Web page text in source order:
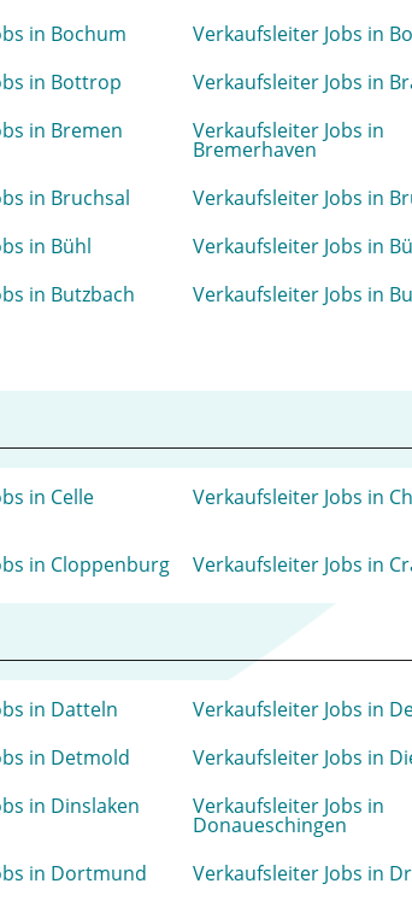
in Bochum
Verkaufsleiter Jobs in
in Bottrop
Verkaufsleiter Jobs in
in Bremen Verkaufsleiter Jobs in
Bremerhaven
in Bruchsal
Verkaufsleiter Jobs in
in Bühl
Verkaufsleiter Jobs in
in Butzbach Verkaufsleiter Jobs in
in Celle Verkaufsleiter Jobs in
in Cloppenburg Verkaufsleiter Jobs in
in Datteln
Verkaufsleiter Jobs in
in Detmold
Verkaufsleiter Jobs in
in Dinslaken Verkaufsleiter Jobs in
Donaueschingen
in Dortmund
Verkaufsleiter Jobs in